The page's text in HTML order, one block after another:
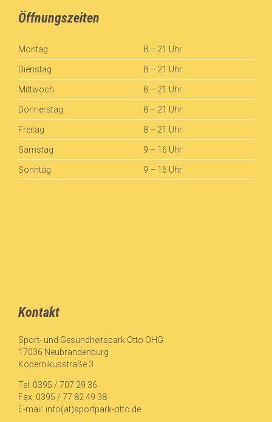
Öffnungszeiten
Montag 8 – 21 Uhr
Dienstag 8 – 21 Uhr
Mittwoch 8 – 21 Uhr
Donnerstag 8 – 21 Uhr
Freitag 8 – 21 Uhr
Samstag 9 – 16 Uhr
Sonntag 9 – 16 Uhr
Kontakt
Sport- und Gesundheitspark Otto OHG
17036 Neubrandenburg
Kopernikusstraße 3
Tel: 0395 / 707 29 36
Fax: 0395 / 77 82 49 38
E-mail: info(at)sportpark-otto.de